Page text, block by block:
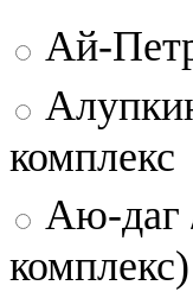
Ай-
комплекс
Аю-даг
комплекс)